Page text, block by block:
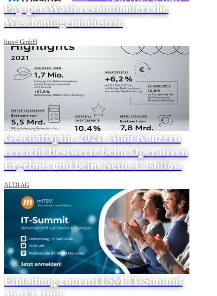
Pay-per-Wash revolutioniert die
Waschanlagenindustrie
linx4 GmbH
Geschäftsjahr 2021: Audi Konzern
erreicht Bestwerte beim Operativen
Ergebnis und beim Netto-Cashflow
AUDI AG
Einladung zum mITSM IT-Summit